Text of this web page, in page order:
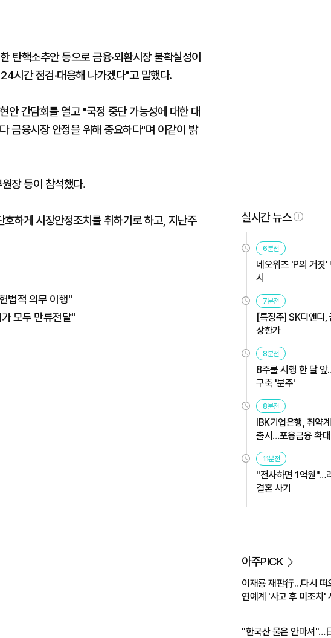
탄핵소추안 등으로 금융·외환시장 불확실성이
시간 점검·대응해 나가겠다"고 말했다.
안 간담회를 열고 "국정 중단 가능성에 대한 대
금융시장 안정을 위해 중요하다"며 이같이 밝
장 등이 참석했다.
하게 시장안정조치를 취하기로 하고, 지난주
법적 의무 이행"
모두 만류전달"
실시간 뉴스
6분전
네오위즈 'P의 거짓'
시
7분전
[특징주] SK디앤디,
상한가
8분전
8주룰 시행 한 달 앞
구축 '분주'
8분전
IBK기업은행, 취약
출시…포용금융 확대
11분전
"전사하면 1억원"…
결혼 사기
아주PICK
이재룡 재판行…다시 떠
연예계 '사고 후 미조치'
"한국산 물은 안마셔"…